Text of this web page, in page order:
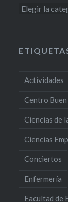
Categorías
Actividades
Centro Buen
Ciencias de
Ciencias
Conciertos
Enfermería
Facultad de